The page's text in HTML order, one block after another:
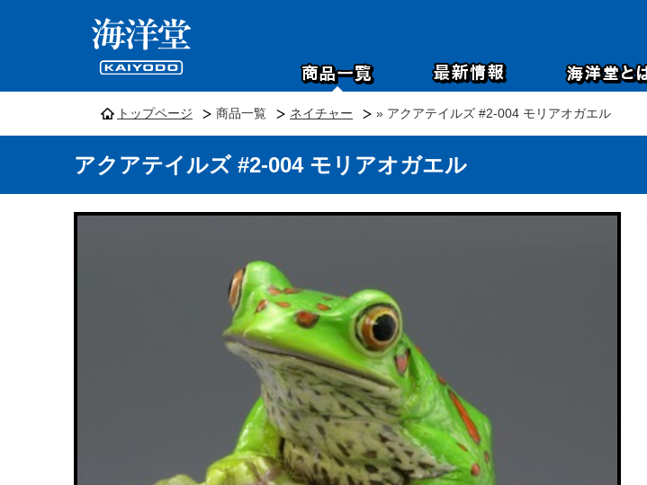
トップページ 商品一覧 ネイチャー » アクアテイルズ #2-004 モリアオガエル
アクアテイルズ #2-004 モリアオガエル